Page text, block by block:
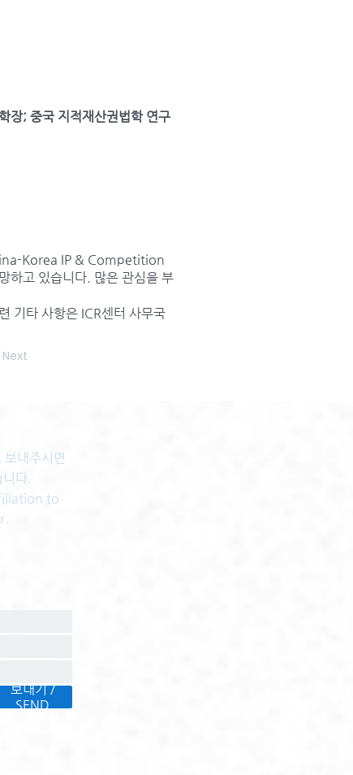
장; 중국 지적재산권법학 연구
Korea IP & Competition
고 있습니다. 많은 관심을 부
타 사항은 ICR센터 사무국
Next
내주시면
다.
to
보내기 /
SEND